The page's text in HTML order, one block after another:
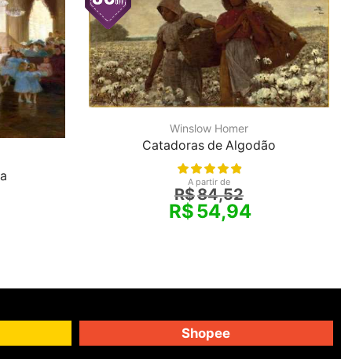
Winslow Homer
Catadoras de Algodão
A partir de
R$84,52
R$54,94
Shopee